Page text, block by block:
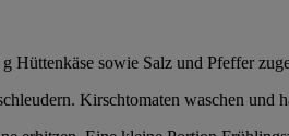
Hüttenkäse sowie Salz und Pfeffer
Kirschtomaten waschen